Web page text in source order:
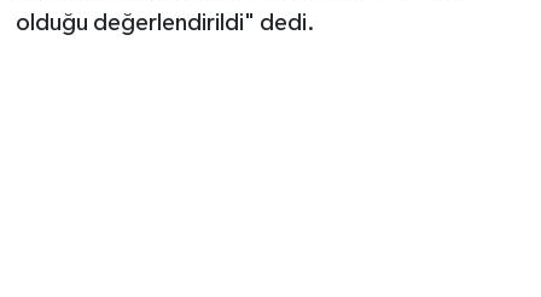
olduğu değerlendirildi" dedi.